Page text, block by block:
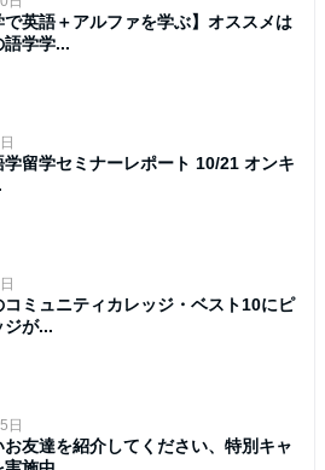
で英語＋アルファを学ぶ】オススメは
語学学...
学留学セミナーレポート 10/21 オンキ
コミュニティカレッジ・ベスト10にピ
ジが...
日
お友達を紹介してください、特別キャ